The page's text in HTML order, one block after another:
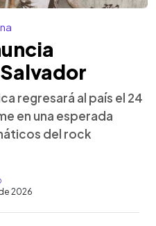
regresará al país el 24
en una esperada
del rock
2026